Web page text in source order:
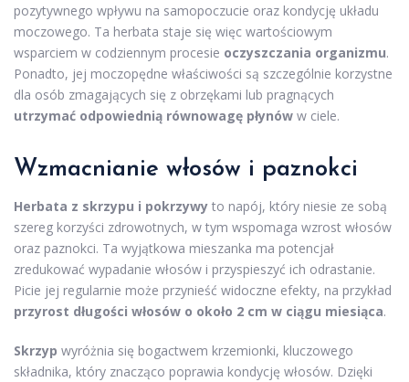
pozytywnego wpływu na samopoczucie oraz kondycję układu
moczowego. Ta herbata staje się więc wartościowym
wsparciem w codziennym procesie oczyszczania organizmu.
Ponadto, jej moczopędne właściwości są szczególnie korzystne
dla osób zmagających się z obrzękami lub pragnących
utrzymać odpowiednią równowagę płynów w ciele.
Wzmacnianie włosów i paznokci
Herbata z skrzypu i pokrzywy to napój, który niesie ze sobą
szereg korzyści zdrowotnych, w tym wspomaga wzrost włosów
oraz paznokci. Ta wyjątkowa mieszanka ma potencjał
zredukować wypadanie włosów i przyspieszyć ich odrastanie.
Picie jej regularnie może przynieść widoczne efekty, na przykład
przyrost długości włosów o około 2 cm w ciągu miesiąca.
Skrzyp wyróżnia się bogactwem krzemionki, kluczowego
składnika, który znacząco poprawia kondycję włosów. Dzięki